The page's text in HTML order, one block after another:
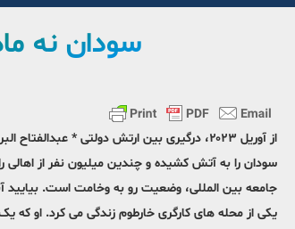
سودان نه
سودان را به آتش کشیده و چندین میلیون نفر از اهالی
جامعه بین المللی، وضعیت رو به وخامت است. بیایید
یکی از محله های کارگری خارطوم زندگی می کرد. او که